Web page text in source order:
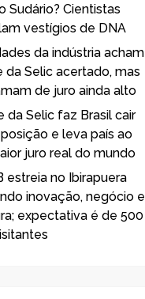
Sudário? Cientistas
vestígios de DNA
da indústria acham
da Selic acertado, mas
de juro ainda alto
da Selic faz Brasil cair
e leva país ao
juro real do mundo
estreia no Ibirapuera
inovação, negócio e
expectativa é de 500